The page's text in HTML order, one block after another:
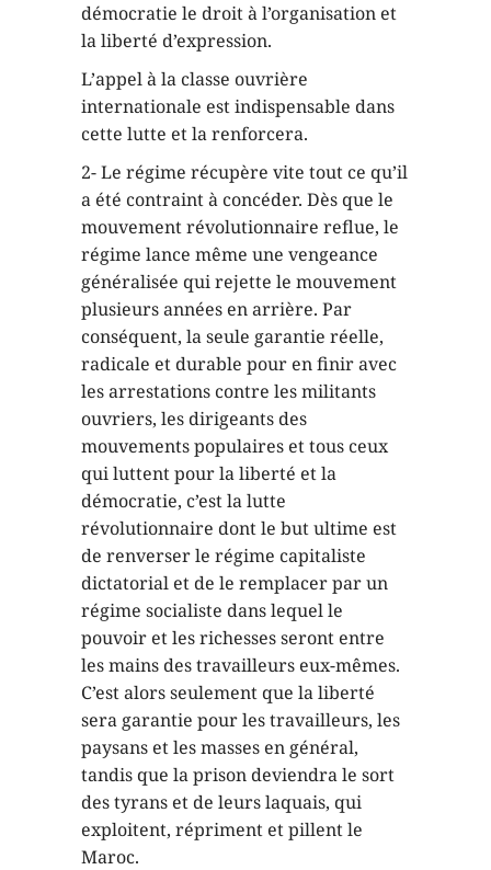
démocratie le droit à l’organisation et
la liberté d’expression.
L’appel à la classe ouvrière
internationale est indispensable dans
cette lutte et la renforcera.
2- Le régime récupère vite tout ce qu’il
a été contraint à concéder. Dès que le
mouvement révolutionnaire reflue, le
régime lance même une vengeance
généralisée qui rejette le mouvement
plusieurs années en arrière. Par
conséquent, la seule garantie réelle,
radicale et durable pour en finir avec
les arrestations contre les militants
ouvriers, les dirigeants des
mouvements populaires et tous ceux
qui luttent pour la liberté et la
démocratie, c’est la lutte
révolutionnaire dont le but ultime est
de renverser le régime capitaliste
dictatorial et de le remplacer par un
régime socialiste dans lequel le
pouvoir et les richesses seront entre
les mains des travailleurs eux-mêmes.
C’est alors seulement que la liberté
sera garantie pour les travailleurs, les
paysans et les masses en général,
tandis que la prison deviendra le sort
des tyrans et de leurs laquais, qui
exploitent, répriment et pillent le
Maroc.